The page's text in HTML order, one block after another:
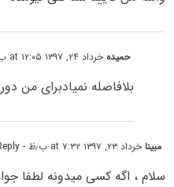
حمیده خرداد ۲۴, ۱۳۹۷ at ۱۲:۰۵ ب٫ظ
بلافاصله نمیادبرای من
مبیناخرداد ۲۳, ۱۳۹۷ at ۷:۳۲ ب٫ظ - Reply
سلام ، اگه کسی میدونه لطفا